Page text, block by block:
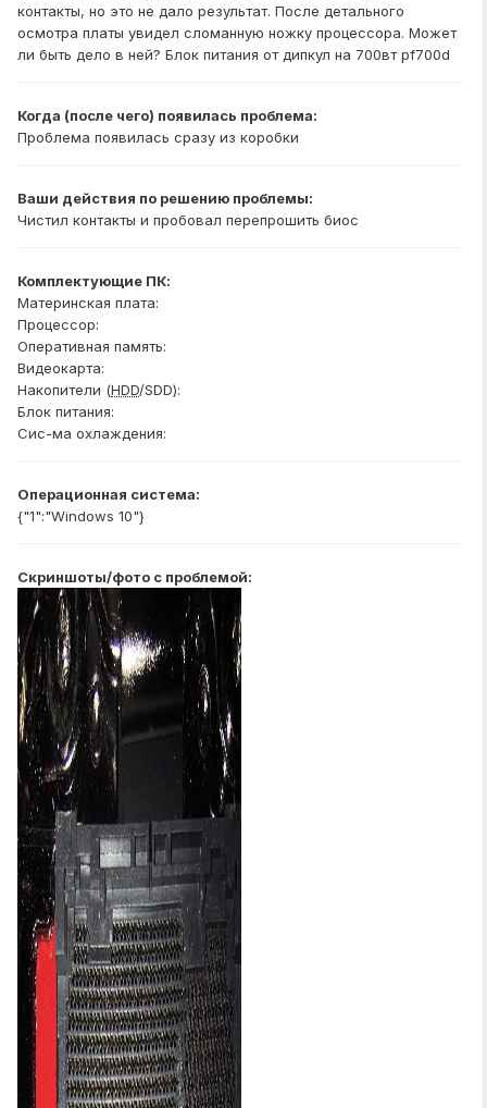
контакты, но это не дало результат. После детального
осмотра платы увидел сломанную ножку процессора. Может
ли быть дело в ней? Блок питания от дипкул на 700вт pf700d
Когда (после чего) появилась проблема:
Проблема появилась сразу из коробки
Ваши действия по решению проблемы:
Чистил контакты и пробовал перепрошить биос
Комплектующие ПК:
Материнская плата:
Процессор:
Оперативная память:
Видеокарта:
Накопители (HDD/SDD):
Блок питания:
Сис-ма охлаждения:
Операционная система:
{"1":"Windows 10"}
Скриншоты/фото с проблемой: